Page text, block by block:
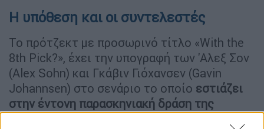
Η υπόθεση και οι συντελεστές
Το πρότζεκτ με προσωρινό τίτλο «With the
8th Pick?», έχει την υπογραφή των 'Αλεξ Σον
(Alex Sohn) και Γκάβιν Γιόχανσεν (Gavin
Johannsen) στο σενάριο το οποίο εστιάζει
στην έντονη παρασκηνιακή δράση της